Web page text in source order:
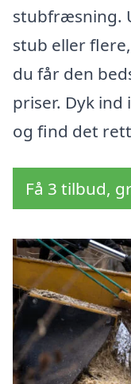
stubfræsning.
stub eller
du får den
priser. Dyk
og find det
Få 3 tilbud,